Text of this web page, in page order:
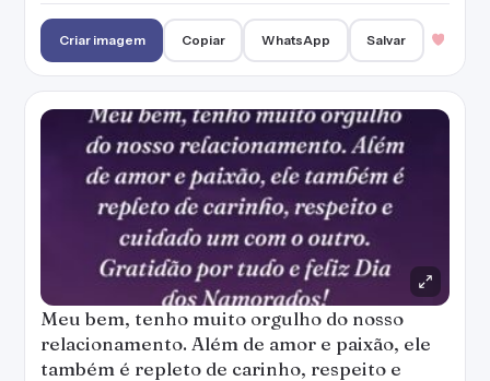
Criar imagem Copiar WhatsApp Salvar
Meu bem, tenho muito orgulho do nosso
relacionamento. Além de amor e paixão, ele
também é repleto de carinho, respeito e